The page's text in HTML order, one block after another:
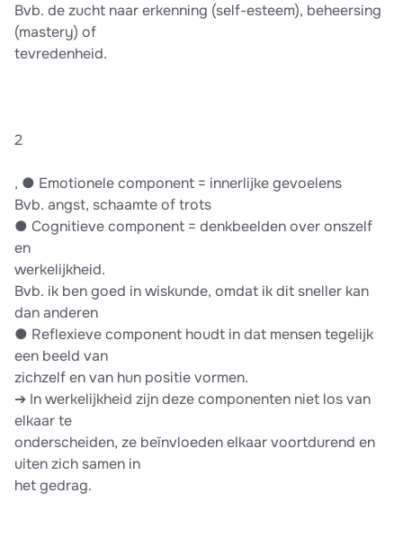
Bvb. de zucht naar erkenning (self-esteem), beheersing
(mastery) of
tevredenheid.
2
, ● Emotionele component = innerlijke gevoelens
Bvb. angst, schaamte of trots
● Cognitieve component = denkbeelden over onszelf
en
werkelijkheid.
Bvb. ik ben goed in wiskunde, omdat ik dit sneller kan
dan anderen
● Reflexieve component houdt in dat mensen tegelijk
een beeld van
zichzelf en van hun positie vormen.
➔ In werkelijkheid zijn deze componenten niet los van
elkaar te
onderscheiden, ze beïnvloeden elkaar voortdurend en
uiten zich samen in
het gedrag.